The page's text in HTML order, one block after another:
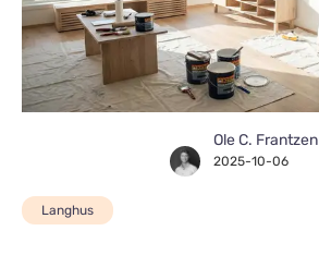
Ole C. Frantzen
2025-10-06
Langhus